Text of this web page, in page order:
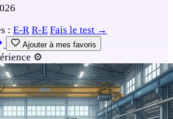
: E-R R-E Fais le test →
Ajouter à mes favoris
⚙️